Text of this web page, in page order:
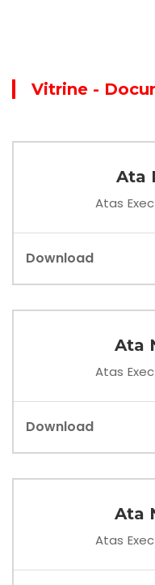
Vitrine -
Ata
Atas
Download
Ata
Atas
Download
Ata
Atas